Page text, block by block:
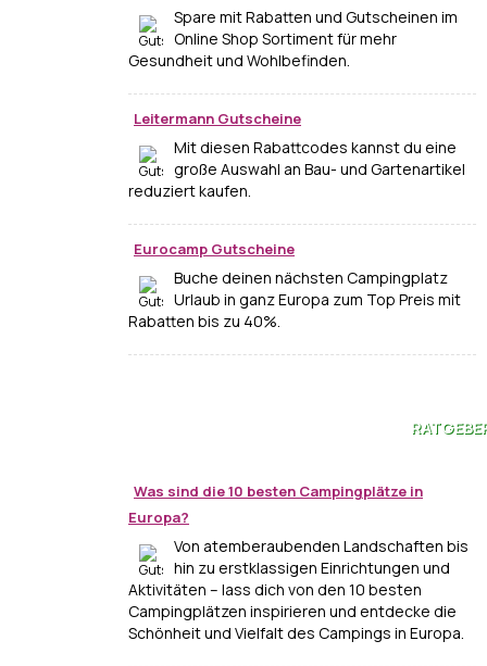
Spare mit Rabatten und Gutscheinen im
Online Shop Sortiment für mehr
Gesundheit und Wohlbefinden.
Leitermann Gutscheine
Mit diesen Rabattcodes kannst du eine
große Auswahl an Bau- und Gartenartikel
reduziert kaufen.
Eurocamp Gutscheine
Buche deinen nächsten Campingplatz
Urlaub in ganz Europa zum Top Preis mit
Rabatten bis zu 40%.
Was sind die 10 besten Campingplätze in
Europa?
Von atemberaubenden Landschaften bis
hin zu erstklassigen Einrichtungen und
Aktivitäten – lass dich von den 10 besten
Campingplätzen inspirieren und entdecke die
Schönheit und Vielfalt des Campings in Europa.